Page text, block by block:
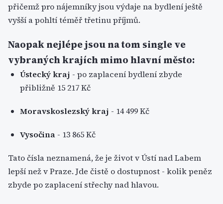
přičemž pro nájemníky jsou výdaje na bydlení ještě
vyšší a pohltí téměř třetinu příjmů.
Naopak nejlépe jsou na tom single ve
vybraných krajích mimo hlavní město:
Ústecký kraj - po zaplacení bydlení zbyde
přibližně 15 217 Kč
Moravskoslezský kraj - 14 499 Kč
Vysočina - 13 865 Kč
Tato čísla neznamená, že je život v Ústí nad Labem
lepší než v Praze. Jde čistě o dostupnost - kolik peněz
zbyde po zaplacení střechy nad hlavou.